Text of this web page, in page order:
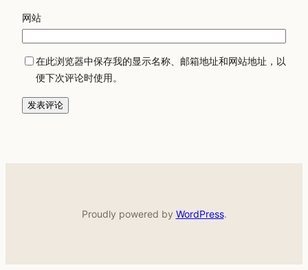
网站
在此浏览器中保存我的显示名称、邮箱地址和网站地址，以
便下次评论时使用。
Proudly powered by WordPress.